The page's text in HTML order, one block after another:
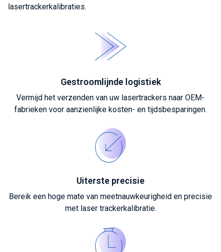
lasertrackerkalibraties.
Gestroomlijnde logistiek
Vermijd het verzenden van uw lasertrackers naar OEM-
fabrieken voor aanzienlijke kosten- en tijdsbesparingen.
Uiterste precisie
Bereik een hoge mate van meetnauwkeurigheid en precisie
met laser trackerkalibratie.